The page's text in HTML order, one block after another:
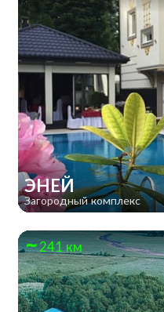
ЭНЕЙ
Загородный комплекс
241 км